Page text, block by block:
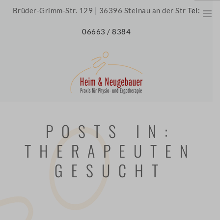
Brüder-Grimm-Str. 129 | 36396 Steinau an der Str Tel:
06663 / 8384
ÜBER UNS
UNSERE PRAXIS
JOBS
POSTS IN:
THERAPEUTEN
GESUCHT